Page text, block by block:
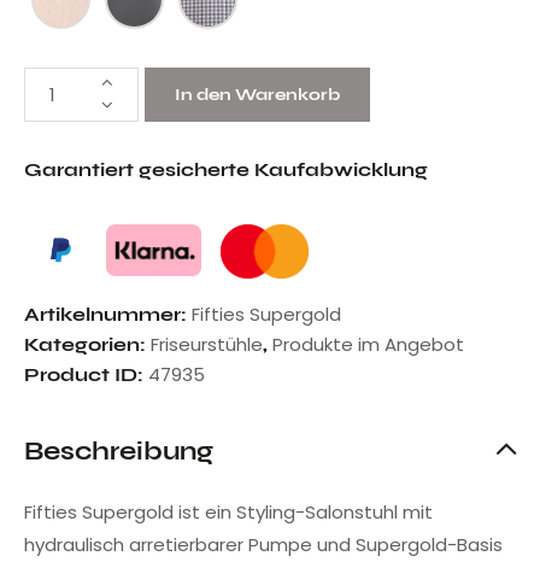
In den Warenkorb
Garantiert gesicherte Kaufabwicklung
Artikelnummer: Fifties Supergold
Kategorien: Friseurstühle, Produkte im Angebot
Product ID: 47935
Beschreibung
Fifties Supergold ist ein Styling-Salonstuhl mit
hydraulisch arretierbarer Pumpe und Supergold-Basis